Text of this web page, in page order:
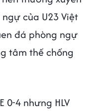
của U23 Việt
đá phòng ngự
tâm thế chống
0-4 nhưng HLV